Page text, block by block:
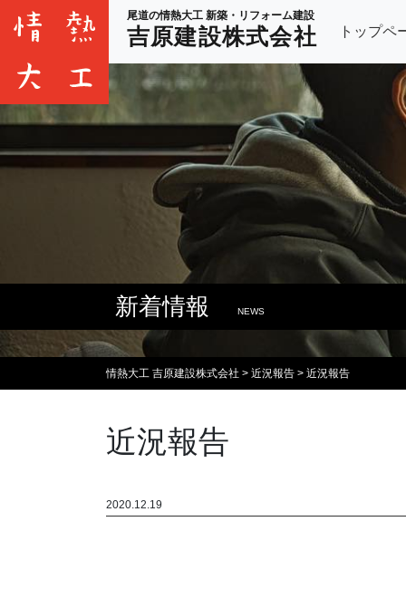
尾道の情熱大工 新築・リフォーム建設
吉原建設株式会社 トップペ
新着情報 NEWS
情熱大工 吉原建設株式会社 > 近況報告 > 近況報告
近況報告
2020.12.19